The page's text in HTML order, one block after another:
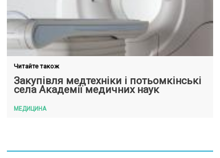
Читайте також
Закупівля медтехніки і потьомкінські
села Академії медичних наук
МЕДИЦИНА